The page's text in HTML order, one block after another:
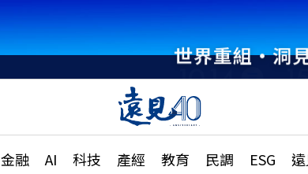
世界重組・洞
金融 AI 科技 產經 教育 民調 ESG
國際
特輯
大學升學、職涯攻略
縣市施政調查全解析